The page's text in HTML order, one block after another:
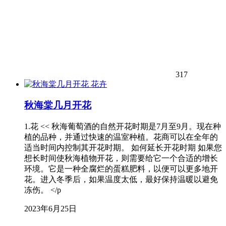
317
花卉
秋海棠几月开花
1.花 << 秋海葡萄酒的自然开花时期是7月至9月。现在种
植的品种，并通过快速的温室种植。花商可以在全年的
适当时间内控制其开花时期。 如何延长开花时期 如果您
想长时间使秋海植物开花，则需要给它一个合适的增长
环境。它是一种全腐烂的蛋糕肥料，以便可以更多地开
花。进入冬季后，如果温度太低，最好保持温暖以避免
冻伤。 </p
2023年6月25日